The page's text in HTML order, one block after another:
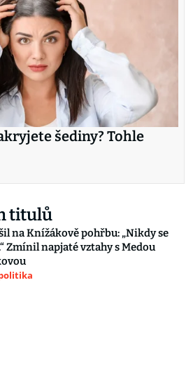
šediny? Tohle
titulů
na Knížákově pohřbu: „Nikdy se
Zmínil napjaté vztahy s Medou